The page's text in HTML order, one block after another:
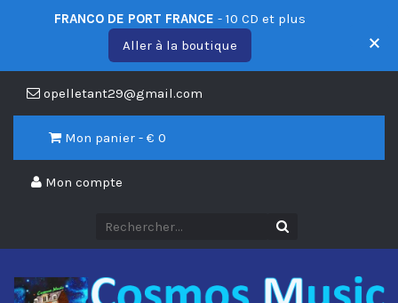
opelletant29@gmail.com
Mon panier - € 0
Mon compte
FRANCO DE PORT FRANCE - 10 CD et plus
Aller à la boutique